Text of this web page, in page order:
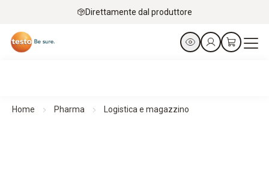
Direttamente dal produttore
Home Pharma Logistica e magazzino